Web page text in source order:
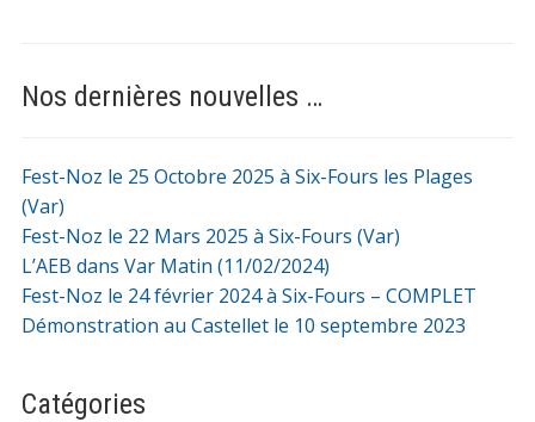
Nos dernières nouvelles …
Fest-Noz le 25 Octobre 2025 à Six-Fours les Plages
(Var)
Fest-Noz le 22 Mars 2025 à Six-Fours (Var)
L’AEB dans Var Matin (11/02/2024)
Fest-Noz le 24 février 2024 à Six-Fours – COMPLET
Démonstration au Castellet le 10 septembre 2023
Catégories